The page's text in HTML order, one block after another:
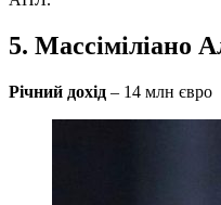
5. Массіміліано
Річний дохід – 14 млн євро